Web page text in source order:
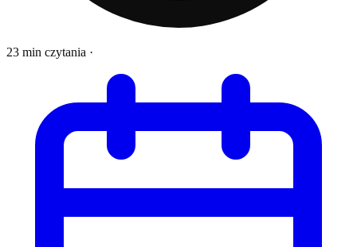
23 min czytania ·